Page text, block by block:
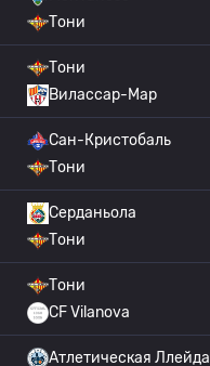
Тони
Тони
Вилассар-Мар
Сан-Кристобаль
Тони
Серданьола
Тони
Тони
CF Vilanova
Атлетическая Ллейда